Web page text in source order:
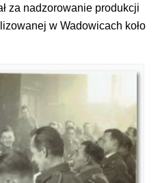
za nadzorowanie produkcji
w Wadowicach koło